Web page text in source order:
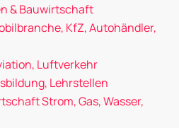
& Bauwirtschaft
KfZ, Autohändler,
Luftverkehr
Lehrstellen
Strom, Gas, Wasser,